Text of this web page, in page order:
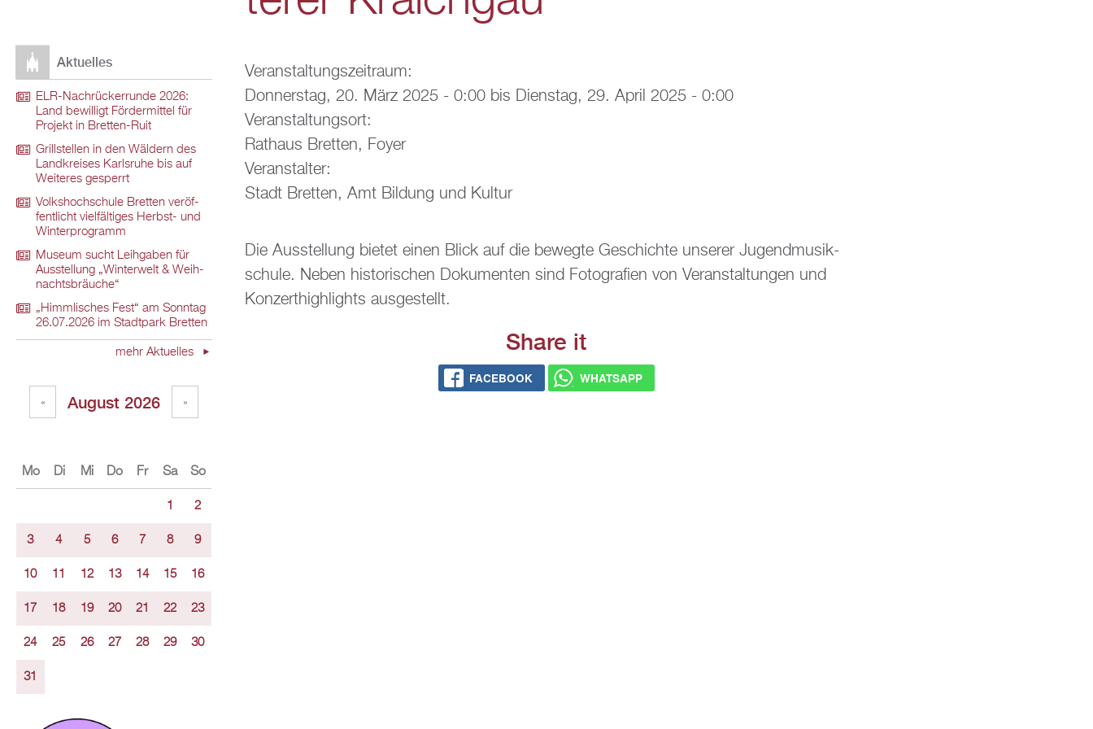
Ver­an­stal­tungs­zeit­raum:
Don­ners­tag, 20. März 2025 - 0:00bis Diens­tag, 29. April 2025 - 0:00
Ver­an­stal­tungs­ort:
Rat­haus Brett­en, Foyer
Ver­an­stal­ter:
Stadt Brett­en, Amt Bil­dung und Kul­tur
Die Aus­stel­lung bie­tet einen Blick auf die be­weg­te Ge­schich­te un­se­rer Ju­gend­mu­sik­
schu­le. Neben his­to­ri­schen Do­ku­men­ten sind Fo­to­gra­fi­en von Ver­an­stal­tun­gen und
Kon­zer­thigh­lights aus­ge­stellt.
Share it
FACE­BOOK WHATS­APP
Ak­tu­el­les
ELR-Nach­rü­ck­er­run­de 2026:
Land be­wil­ligt För­der­mit­tel für
Pro­jekt in Brett­en-Ruit
Grill­stel­len in den Wäl­dern des
Land­krei­ses Karls­ru­he bis auf
Wei­te­res ge­sperrt
Volks­hoch­schu­le Brett­en ver­öf­
fent­licht viel­fäl­ti­ges Herbst- und
Win­ter­pro­gramm
Mu­se­um sucht Leih­ga­ben für
Aus­stel­lung „Win­ter­welt & Weih­
nachts­bräu­che“
„Himm­li­sches Fest“ am Sonn­tag
26.07.2026 im Stadt­park Brett­en
mehr Ak­tu­el­les
Au­gust 2026
« »
Mo Di Mi Do Fr Sa So
1 2
3 4 5 6 7 8 9
10 11 12 13 14 15 16
17 18 19 20 21 22 23
24 25 26 27 28 29 30
31